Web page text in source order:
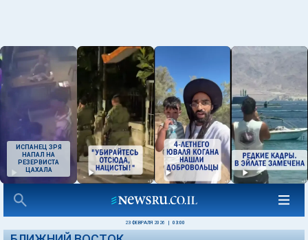
ИСПАНЕЦ ЗРЯ
НАПАЛ НА
РЕЗЕРВИСТА
ЦАХАЛА
23 ФЕВРАЛЯ 2026 03:00